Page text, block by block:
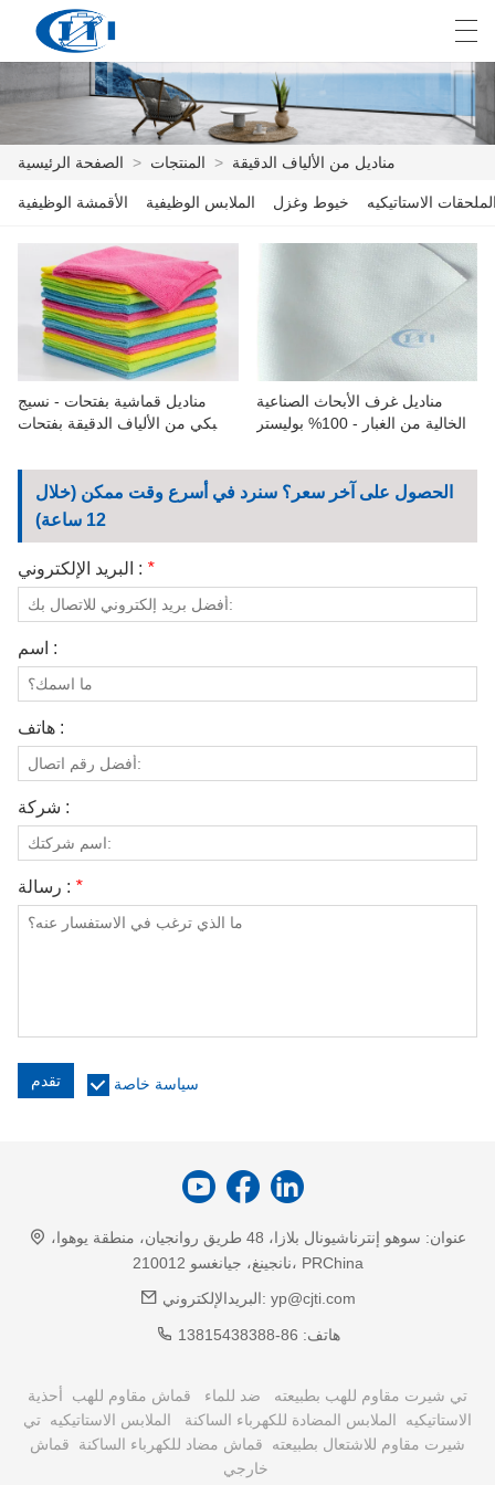
الصفحة الرئيسية
المنتجات
التخصيص
معلومات عنا
أخبار
الاتصال بنا
مقاطع الفيديو
العربية česky Deutsch
الصفحة الرئيسية > المنتجات > مناديل من الألياف الدقيقة
الأقمشة الوظيفية الملابس الوظيفية خيوط وغزل الاستاتيكيه
مناديل قماشية بفتحات - نسيج
شبكي من الألياف الدقيقة بفتحات
للملابس الرياضية والقمصان
والفساتين وبدلات اليوجا الرياضية
البسيطة
مناديل غرف الأبحاث الصناعية
الخالية من الغبار - 100% بوليستر
الحصول على آخر سعر؟ سنرد في أسرع وقت ممكن (خلال
12 ساعة)
البريد الإلكتروني : *
اسم :
هاتف :
شركة :
رسالة : *
تقدم سياسة خاصة
عنوان:
سوهو إنترناشيونال بلازا، 48 طريق روانجيان، منطقة يوهوا،
نانجينغ، جيانغسو 210012، PRChina
البريدالإلكتروني: yp@cjti.com
هاتف: 86-13815438388
تي شيرت مقاوم للهب بطبيعته ضد للماء قماش مقاوم للهب
أحذية
الاستاتيكيه
الملابس المضادة للكهرباء الساكنة الملابس الاستاتيكيه تي
شيرت مقاوم للاشتعال بطبيعته
قماش مضاد للكهرباء الساكنة
قماش
خارجي